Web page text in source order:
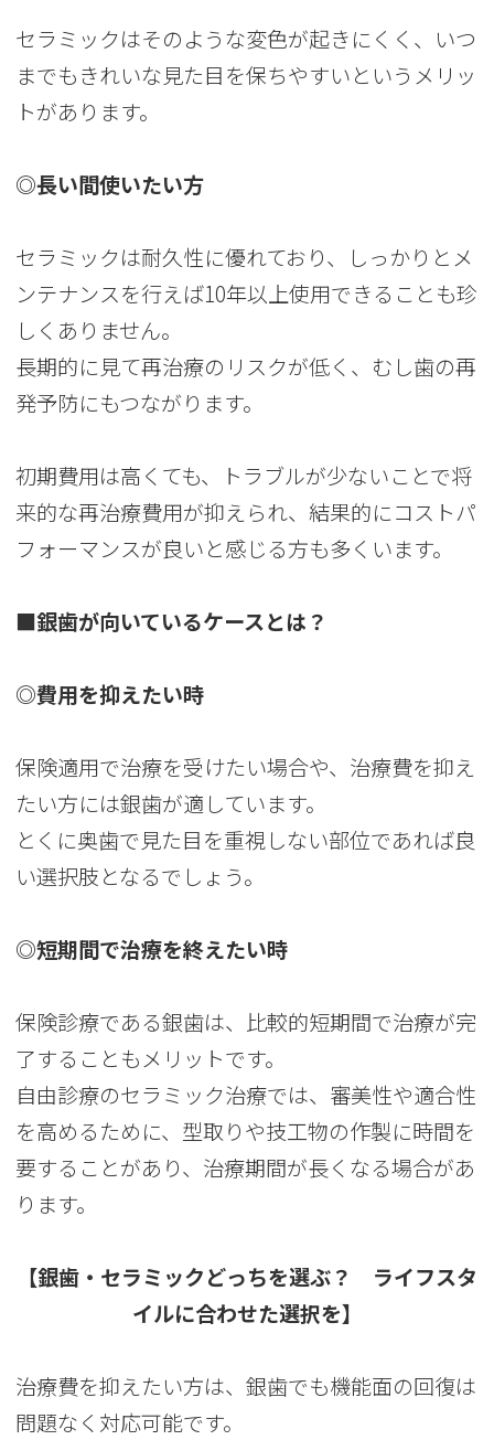
セラミックはそのような変色が起きにくく、いつ
までもきれいな見た目を保ちやすいというメリッ
トがあります。
◎長い間使いたい方
セラミックは耐久性に優れており、しっかりとメ
ンテナンスを行えば10年以上使用できることも珍
しくありません。
長期的に見て再治療のリスクが低く、むし歯の再
発予防にもつながります。
初期費用は高くても、トラブルが少ないことで将
来的な再治療費用が抑えられ、結果的にコストパ
フォーマンスが良いと感じる方も多くいます。
■銀歯が向いているケースとは？
◎費用を抑えたい時
保険適用で治療を受けたい場合や、治療費を抑え
たい方には銀歯が適しています。
とくに奥歯で見た目を重視しない部位であれば良
い選択肢となるでしょう。
◎短期間で治療を終えたい時
保険診療である銀歯は、比較的短期間で治療が完
了することもメリットです。
自由診療のセラミック治療では、審美性や適合性
を高めるために、型取りや技工物の作製に時間を
要することがあり、治療期間が長くなる場合があ
ります。
【銀歯・セラミックどっちを選ぶ？ ライフスタ
イルに合わせた選択を】
治療費を抑えたい方は、銀歯でも機能面の回復は
問題なく対応可能です。